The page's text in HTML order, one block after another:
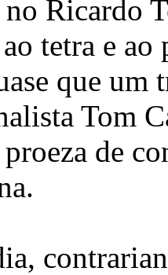
Ricardo
tetra e ao
que
Tom
de